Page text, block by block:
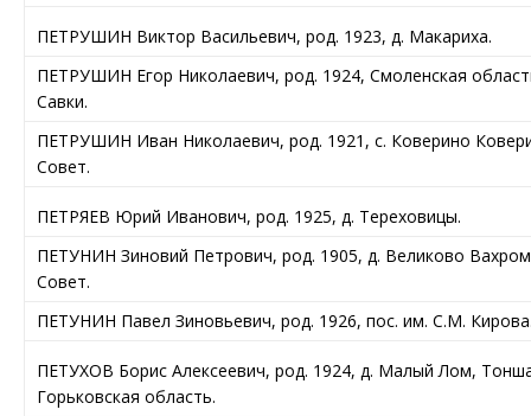
ПЕТРУШИН Виктор Васильевич, род. 1923, д. Макариха.
ПЕТРУШИН Егор Николаевич, род. 1924, Смоленская
Савки.
ПЕТРУШИН Иван Николаевич, род. 1921, с. Коверино
Совет.
ПЕТРЯЕВ Юрий Иванович, род. 1925, д. Тереховицы.
ПЕТУНИН Зиновий Петрович, род. 1905, д. Великово
Совет.
ПЕТУНИН Павел Зиновьевич, род. 1926, пос. им. С.М.
ПЕТУХОВ Борис Алексеевич, род. 1924, д. Малый Лом,
Горьковская область.